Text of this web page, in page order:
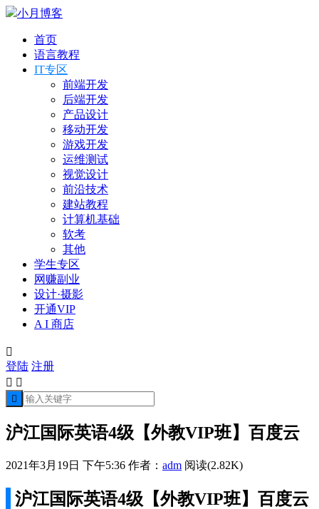
小月博客
首页
语言教程
IT专区
前端开发
后端开发
产品设计
移动开发
游戏开发
运维测试
视觉设计
前沿技术
建站教程
计算机基础
软考
其他
学生专区
网赚副业
设计·摄影
开通VIP
A I 商店

登陆 注册
 

沪江国际英语4级【外教VIP班】百度云
2021年3月19日 下午5:36 作者： adm 阅读(2.82K)
沪江国际英语4级【外教VIP班】百度云